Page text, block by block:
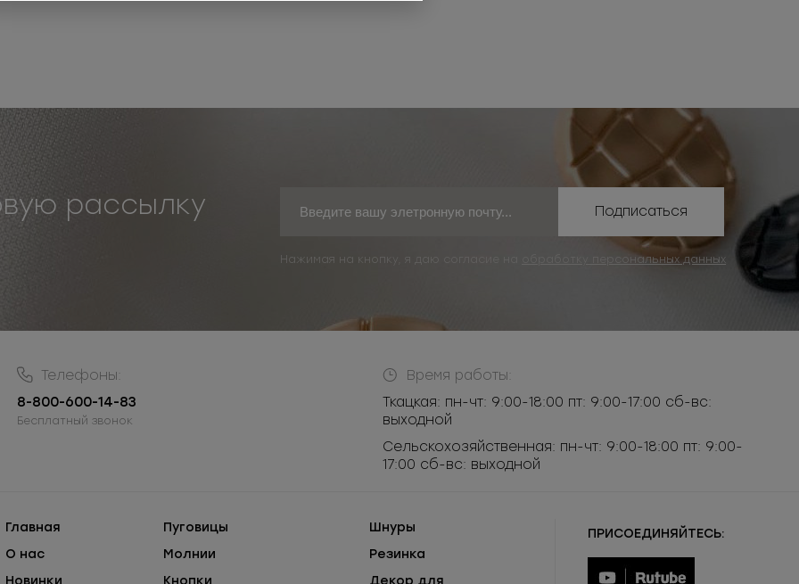
рассылку Подписаться
Нажимая на кнопку, я даю согласие на обработку персональных данных
Телефоны:
8-800-600-14-83
Бесплатный звонок
Время работы:
Ткацкая: пн-чт: 9:00-18:00 пт: 9:00-17:00 сб-вс:
выходной
Сельскохозяйственная: пн-чт: 9:00-18:00 пт: 9:00-
17:00 сб-вс: выходной
Главная
О нас
Пуговицы
Молнии
Шнуры
Резинка
ПРИСОЕДИНЯЙТЕСЬ: